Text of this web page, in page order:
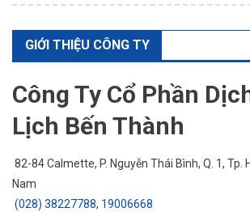
GIỚI THIỆU CÔNG TY
Công Ty Cổ Phần
Lịch Bến Thành
82-84 Calmette, P. Nguyễn Thái Bình, Q. 1, Tp.
Nam
(028) 38227788, 19006668